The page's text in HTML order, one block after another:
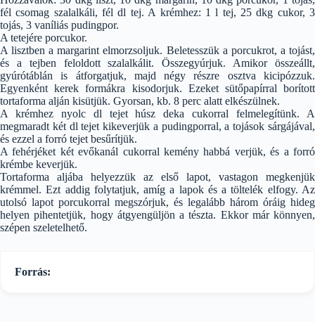
fél csomag szalalkáli, fél dl tej. A krémhez: 1 l tej, 25 dkg cukor, 3
tojás, 3 vaníliás pudingpor.
A tetejére porcukor.
A lisztben a margarint elmorzsoljuk. Beletesszük a porcukrot, a tojást,
és a tejben feloldott szalalkálit. Összegyúrjuk. Amikor összeállt,
gyúrótáblán is átforgatjuk, majd négy részre osztva kicipózzuk.
Egyenként kerek formákra kisodorjuk. Ezeket sütőpapírral borított
tortaforma alján kisütjük. Gyorsan, kb. 8 perc alatt elkészülnek.
A krémhez nyolc dl tejet húsz deka cukorral felmelegítünk. A
megmaradt két dl tejet kikeverjük a pudingporral, a tojások sárgájával,
és ezzel a forró tejet besűrítjük.
A fehérjéket két evőkanál cukorral kemény habbá verjük, és a forró
krémbe keverjük.
Tortaforma aljába helyezzük az első lapot, vastagon megkenjük
krémmel. Ezt addig folytatjuk, amíg a lapok és a töltelék elfogy. Az
utolsó lapot porcukorral megszórjuk, és legalább három óráig hideg
helyen pihentetjük, hogy átgyengüljön a tészta. Ekkor már könnyen,
szépen szeletelhető.
Forrás: